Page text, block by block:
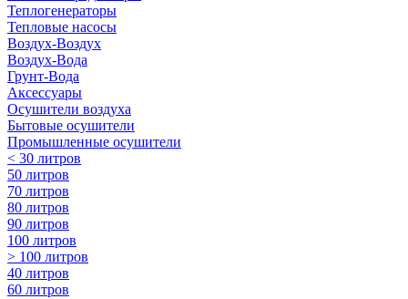
Теплогенераторы
Тепловые насосы
Воздух-Воздух
Воздух-Вода
Грунт-Вода
Аксессуары
Осушители воздуха
Бытовые осушители
Промышленные осушители
< 30 литров
50 литров
70 литров
80 литров
90 литров
100 литров
> 100 литров
40 литров
60 литров